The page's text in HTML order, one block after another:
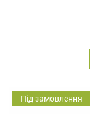
Під замовлення